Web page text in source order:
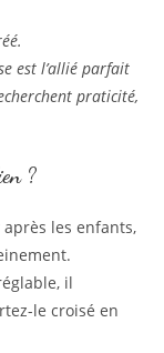
est l’allié parfait
praticité,
?
les enfants,
il
le croisé en